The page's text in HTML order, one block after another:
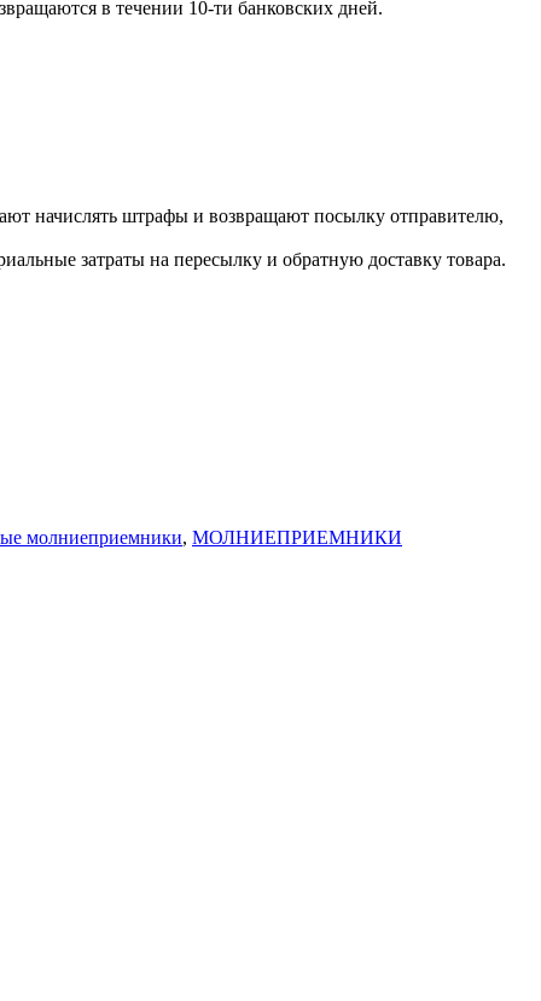
в течении 10-ти банковских дней.
начислять штрафы и возвращают посылку отправителю,
затраты на пересылку и обратную доставку товара.
молниеприемники, МОЛНИЕПРИЕМНИКИ